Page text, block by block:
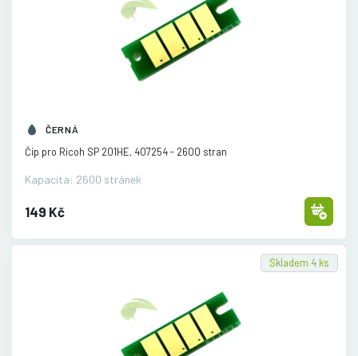
ČERNÁ
Čip pro Ricoh SP 201HE, 407254 - 2600 stran
Kapacita: 2600 stránek
149 Kč
Skladem 4 ks